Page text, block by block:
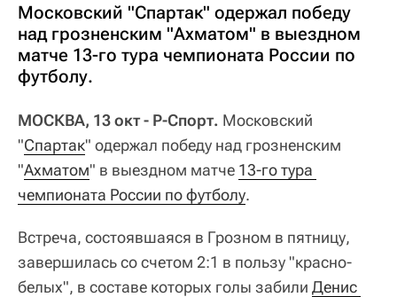
Московский "Спартак" одержал победу
над грозненским "Ахматом" в выездном
матче 13-го тура чемпионата России по
футболу.
МОСКВА, 13 окт - Р-Спорт. Московский
"Спартак" одержал победу над грозненским
"Ахматом" в выездном матче 13-го тура
чемпионата России по футболу.
Встреча, состоявшаяся в Грозном в пятницу,
завершилась со счетом 2:1 в пользу "красно-
белых", в составе которых голы забили Денис